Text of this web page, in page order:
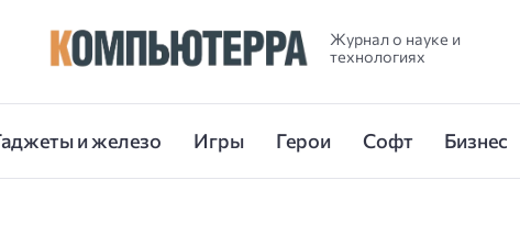
Журнал о науке и
технологиях
и железо Игры Герои Софт Бизнес